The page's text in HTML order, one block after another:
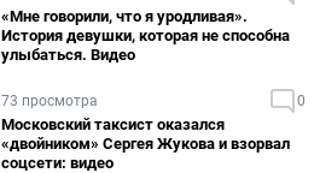
«Мне говорили, что я уродливая».
История девушки, которая не способна
улыбаться. Видео
73 просмотра 0
Московский таксист оказался
«двойником» Сергея Жукова и взорвал
соцсети: видео